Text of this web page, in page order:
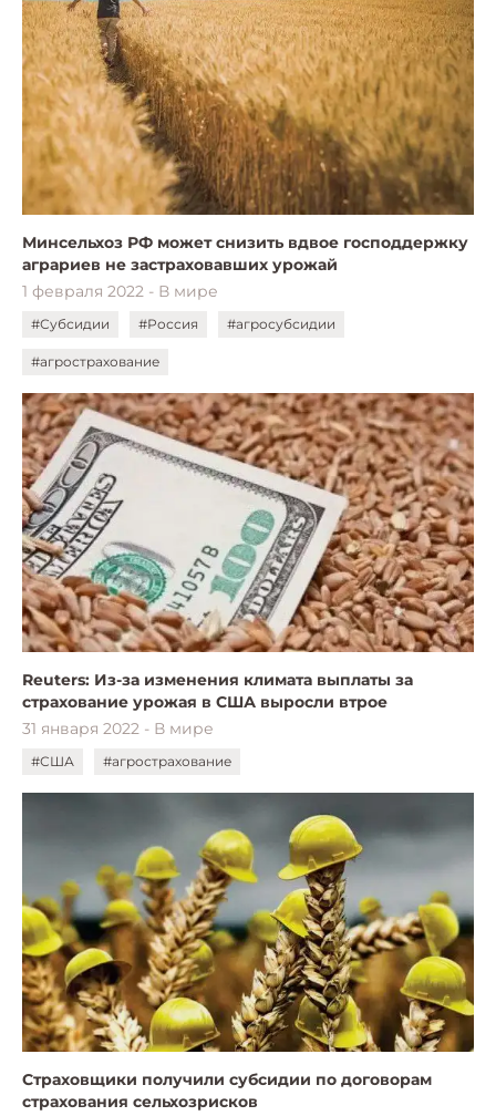
Минсельхоз РФ может снизить вдвое господдержку
аграриев не застраховавших урожай
1 февраля 2022 - В мире
#Субсидии #Россия #агросубсидии
#агрострахование
Reuters: Из-за изменения климата выплаты за
страхование урожая в США выросли втрое
31 января 2022 - В мире
#США #агрострахование
Страховщики получили субсидии по договорам
страхования сельхозрисков